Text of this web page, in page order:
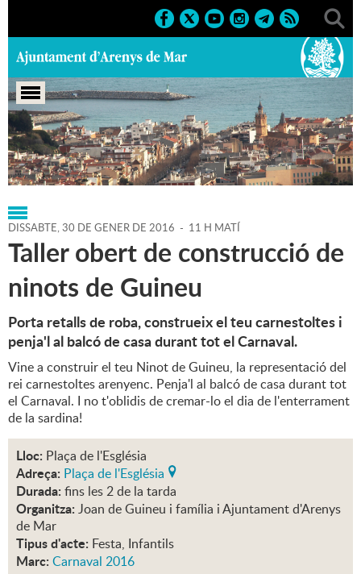
Portada > Regidories > Cultura > Agenda > 30-01-2016
DISSABTE,30 DE GENER DE 2016 - 11 H MATÍ
Taller obert de construcció de
ninots de Guineu
Porta retalls de roba, construeix el teu carnestoltes i
penja'l al balcó de casa durant tot el Carnaval.
Vine a construir el teu Ninot de Guineu, la representació del
rei carnestoltes arenyenc. Penja'l al balcó de casa durant tot
el Carnaval. I no t'oblidis de cremar-lo el dia de l'enterrament
de la sardina!
Lloc: Plaça de l'Església
Adreça: Plaça de l'Església
Durada: fins les 2 de la tarda
Organitza: Joan de Guineu i família i Ajuntament d'Arenys
de Mar
Tipus d'acte: Festa, Infantils
Marc: Carnaval 2016